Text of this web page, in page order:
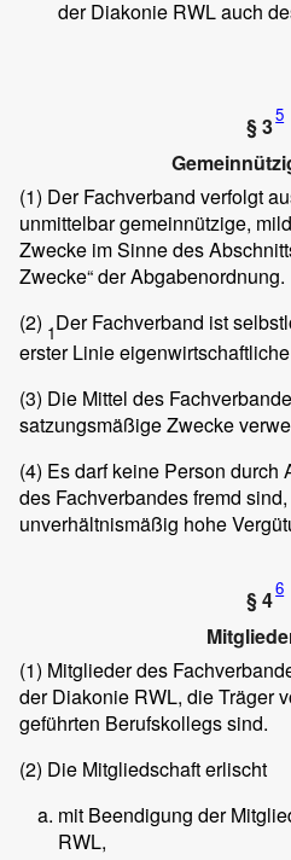
der Diakonie RWL auch
§ 35
(1) Der Fachverband verfolgt
unmittelbar gemeinnützige,
Zwecke im Sinne des
Zwecke“ der Abgabenordnung.
(2) 1Der Fachverband ist
erster Linie
(3) Die Mittel des
satzungsmäßige Zwecke
(4) Es darf keine Person durch
des Fachverbandes fremd
unverhältnismäßig hohe
§ 46
(1) Mitglieder des
der Diakonie RWL, die Träger
geführten Berufskollegs sind.
(2) Die Mitgliedschaft erlischt
mit Beendigung der
RWL,